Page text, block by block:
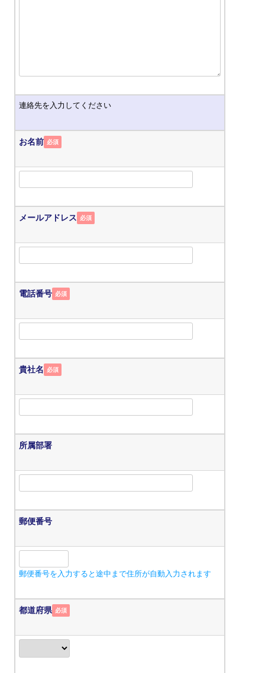
連絡先を入力してください
お名前 必須
メールアドレス 必須
電話番号 必須
貴社名 必須
所属部署
郵便番号
郵便番号を入力すると途中まで住所が自動入力されます
都道府県 必須